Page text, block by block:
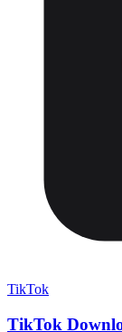
TikTok
TikTok